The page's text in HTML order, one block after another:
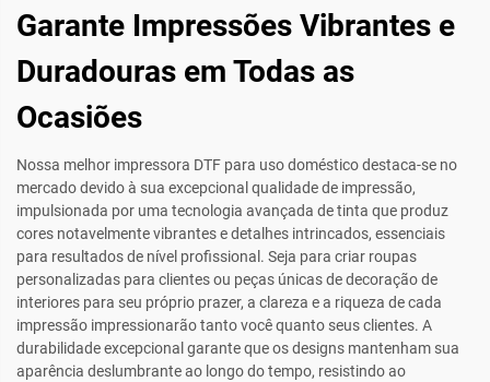
Garante Impressões Vibrantes e
Duradouras em Todas as
Ocasiões
Nossa melhor impressora DTF para uso doméstico destaca-se no
mercado devido à sua excepcional qualidade de impressão,
impulsionada por uma tecnologia avançada de tinta que produz
cores notavelmente vibrantes e detalhes intrincados, essenciais
para resultados de nível profissional. Seja para criar roupas
personalizadas para clientes ou peças únicas de decoração de
interiores para seu próprio prazer, a clareza e a riqueza de cada
impressão impressionarão tanto você quanto seus clientes. A
durabilidade excepcional garante que os designs mantenham sua
aparência deslumbrante ao longo do tempo, resistindo ao